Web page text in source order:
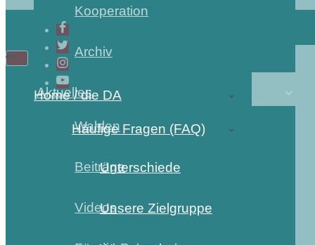
Kooperation
Archiv
Aktuelles
Wahlen
Beiträge
Videos
Navigations-
Navigations-
Home / die DA
Häufige Fragen (FAQ)
Unterschiede
Unsere Zielgruppe